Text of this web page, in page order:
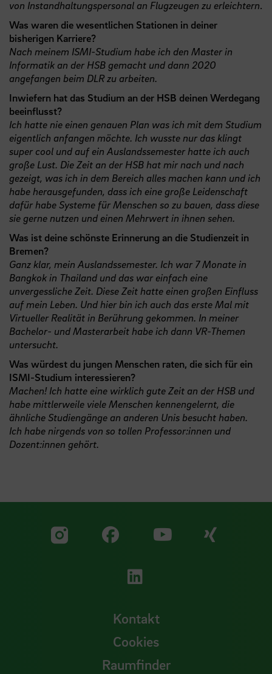
von Instandhaltungspersonal an Flugzeugen zu erleichtern.
Was waren die wesentlichen Stationen in deiner
bisherigen Karriere?
Nach meinem ISMI-Studium habe ich den Master in
Informatik an der HSB gemacht und dann 2020
angefangen beim DLR zu arbeiten.
Inwiefern hat das Studium an der HSB deinen Werdegang
beeinflusst?
Ich hatte nie einen genauen Plan was ich mit dem Studium
eigentlich anfangen möchte. Ich wusste nur das klingt
super cool und auf ein Auslandssemester hatte ich auch
große Lust. Die Zeit an der HSB hat mir nach und nach
gezeigt, was ich in dem Bereich alles machen kann und ich
habe herausgefunden, dass ich eine große Leidenschaft
dafür habe Systeme für Menschen so zu bauen, dass diese
sie gerne nutzen und einen Mehrwert in ihnen sehen.
Was ist deine schönste Erinnerung an die Studienzeit in
Bremen?
Ganz klar, mein Auslandssemester. Ich war 7 Monate in
Bangkok in Thailand und das war einfach eine
unvergessliche Zeit. Diese Zeit hatte einen großen Einfluss
auf mein Leben. Und hier bin ich auch das erste Mal mit
Virtueller Realität in Berührung gekommen. In meiner
Bachelor- und Masterarbeit habe ich dann VR-Themen
untersucht.
Was würdest du jungen Menschen raten, die sich für ein
ISMI-Studium interessieren?
Machen! Ich hatte eine wirklich gute Zeit an der HSB und
habe mittlerweile viele Menschen kennengelernt, die
ähnliche Studiengänge an anderen Unis besucht haben.
Ich habe nirgends von so tollen Professor:innen und
Dozent:innen gehört.
Zu unserer Facebook
Zu
Zu unserer
Kontakt
Cookies
Raumfinder